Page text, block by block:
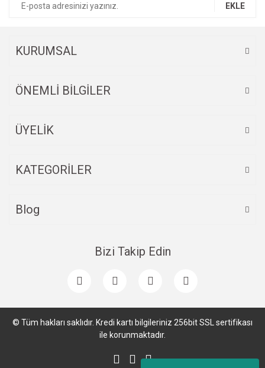
Ürün fiyatı diğer sitelerden daha pahalı.
EKLE
KURUMSAL
ÖNEMLİ BİLGİLER
ÜYELİK
KATEGORİLER
Blog
Bizi Takip Edin
© Tüm hakları saklıdır. Kredi kartı bilgileriniz 256bit SSL sertifikası
ile korunmaktadır.